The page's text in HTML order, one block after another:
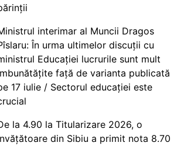
interimar al Muncii Dragos
În urma ultimelor discuții cu
Educației lucrurile sunt mult
față de varianta publicată
17 iulie / Sectorul educației este
la 4.90 la Titularizare 2026, o
din Sibiu a primit nota 8.70